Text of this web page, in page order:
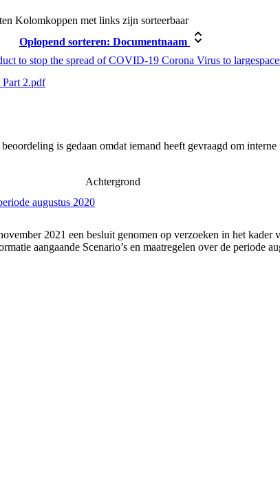
Kolomkoppen met links zijn sorteerbaar
Oplopend sorteren: Documentnaam
to stop the spread of COVID-19 Corona Virus to
2.pdf
is gedaan omdat iemand heeft gevraagd om
Achtergrond
augustus 2020
2021 een besluit genomen op verzoeken in het kader
aangaande Scenario’s en maatregelen over de periode